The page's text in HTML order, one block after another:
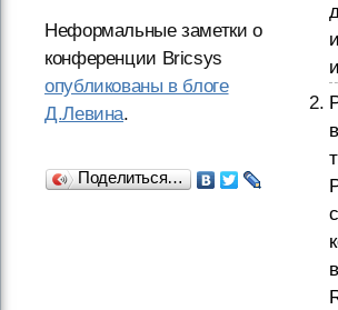
Неформальные заметки о
конференции Bricsys
опубликованы в блоге
Д.Левина.
Поделиться…
и
с
в